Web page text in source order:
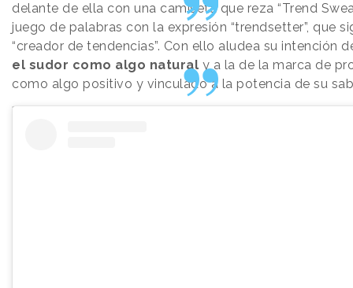
delante de ella con una camiseta que reza “Trend
juego de palabras con la expresión “trendsetter”, que
“creador de tendencias”. Con ello aludea su intención
el sudor como algo natural y a la de la marca de
como algo positivo y vinculado a la potencia de su